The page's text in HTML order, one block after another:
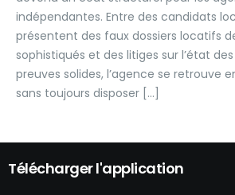
indépendantes. Entre des candidats
présentent des faux dossiers locatifs
sophistiqués et des litiges sur l’état
preuves solides, l’agence se retrouve
sans toujours disposer […]
Télécharger l'application